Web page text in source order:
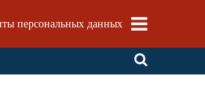
персональных данных